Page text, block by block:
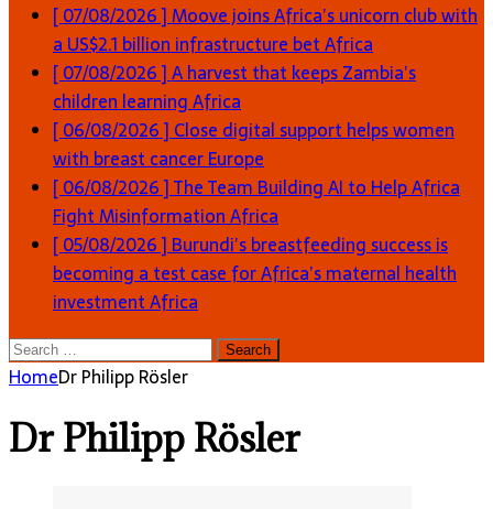
[ 07/08/2026 ]Moove joins Africa’s unicorn club with
a US$2.1 billion infrastructure betAfrica
[ 07/08/2026 ]A harvest that keeps Zambia’s
children learningAfrica
[ 06/08/2026 ] Close digital support helps women
with breast cancerEurope
[ 06/08/2026 ]The Team Building AI to Help Africa
Fight MisinformationAfrica
[ 05/08/2026 ] Burundi’s breastfeeding success is
becoming a test case for Africa’s maternal health
investmentAfrica
Search
for:
HomeDr Philipp Rösler
Dr Philipp Rösler